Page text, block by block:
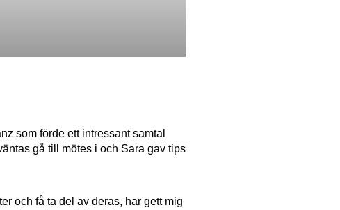
som förde ett intressant samtal
gå till mötes i och Sara gav tips
och få ta del av deras, har gett mig